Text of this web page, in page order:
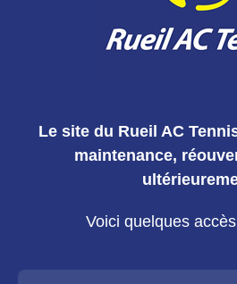
Le site du Rueil AC
maintenance,
Voici quelques